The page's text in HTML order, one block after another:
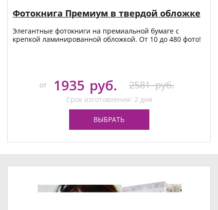
Фотокнига Премиум в твердой обложке
Элегантные фотокниги на премиальной бумаге с
крепкой ламинированной обложкой. От 10 до 480 фото!
от 1935 руб. 2581 руб.
Срок изготовления: 2 дня
ВЫБРАТЬ